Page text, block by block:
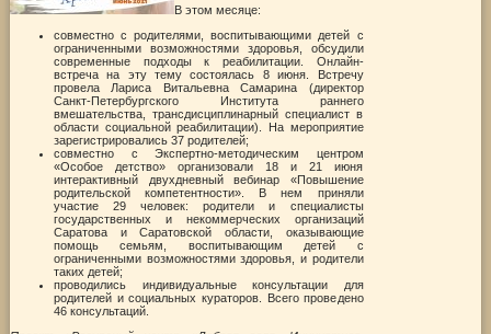
В этом месяце:
совместно с родителями, воспитывающими детей с
ограниченными возможностями здоровья, обсудили
современные подходы к реабилитации. Онлайн-
встреча на эту тему состоялась 8 июня. Встречу
провела Лариса Витальевна Самарина (директор
Санкт-Петербургского Института раннего
вмешательства, трансдисциплинарный специалист в
области социальной реабилитации). На мероприятие
зарегистрировались 37 родителей;
совместно с Экспертно-методическим центром
«Особое детство» организовали 18 и 21 июня
интерактивный двухдневный вебинар «Повышение
родительской компетентности». В нем приняли
участие 29 человек: родители и специалисты
государственных и некоммерческих организаций
Саратова и Саратовской области, оказывающие
помощь семьям, воспитывающим детей с
ограниченными возможностями здоровья, и родители
таких детей;
проводились индивидуальные консультации для
родителей и социальных кураторов. Всего проведено
46 консультаций.